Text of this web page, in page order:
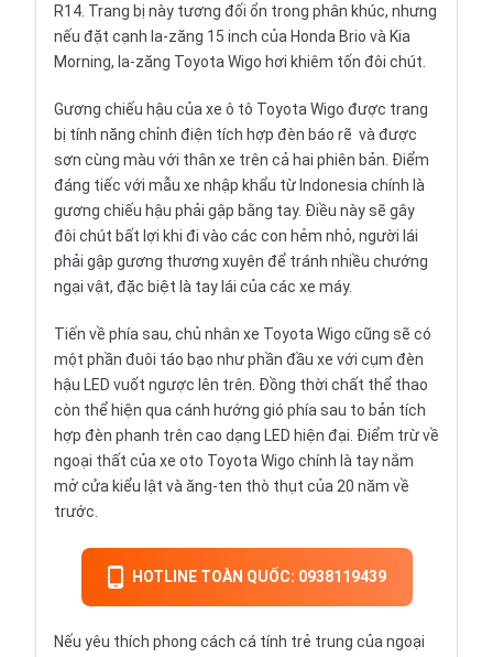
R14. Trang bị này tương đối ổn trong phân khúc, nhưng
nếu đặt cạnh la-zăng 15 inch của Honda Brio và Kia
Morning, la-zăng Toyota Wigo hơi khiêm tốn đôi chút.
Gương chiếu hậu của xe ô tô Toyota Wigo được trang
bị tính năng chỉnh điện tích hợp đèn báo rẽ và được
sơn cùng màu với thân xe trên cả hai phiên bản. Điểm
đáng tiếc với mẫu xe nhập khẩu từ Indonesia chính là
gương chiếu hậu phải gập bằng tay. Điều này sẽ gây
đôi chút bất lợi khi đi vào các con hẻm nhỏ, người lái
phải gập gương thương xuyên để tránh nhiều chướng
ngại vật, đặc biệt là tay lái của các xe máy.
Tiến về phía sau, chủ nhân xe Toyota Wigo cũng sẽ có
một phần đuôi táo bạo như phần đầu xe với cụm đèn
hậu LED vuốt ngược lên trên. Đồng thời chất thể thao
còn thể hiện qua cánh hướng gió phía sau to bản tích
hợp đèn phanh trên cao dạng LED hiện đại. Điểm trừ về
ngoại thất của xe oto Toyota Wigo chính là tay nắm
mở cửa kiểu lật và ăng-ten thò thụt của 20 năm về
trước.
HOTLINE TOÀN QUỐC: 0938119439
Nếu yêu thích phong cách cá tính trẻ trung của ngoại